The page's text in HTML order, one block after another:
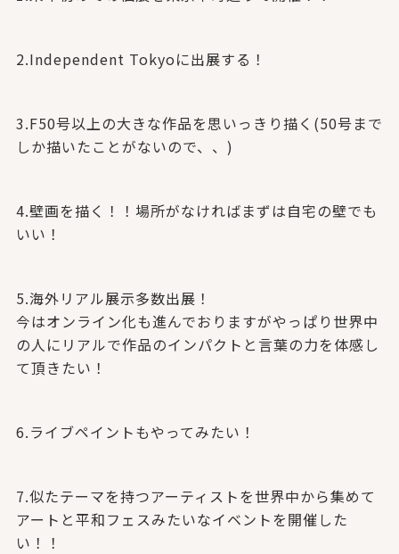
2.Independent Tokyoに出展する！
3.F50号以上の大きな作品を思いっきり描く(50号まで
しか描いたことがないので、、)
4.壁画を描く！！場所がなければまずは自宅の壁でも
いい！
5.海外リアル展示多数出展！
今はオンライン化も進んでおりますがやっぱり世界中
の人にリアルで作品のインパクトと言葉の力を体感し
て頂きたい！
6.ライブペイントもやってみたい！
7.似たテーマを持つアーティストを世界中から集めて
アートと平和フェスみたいなイベントを開催した
い！！